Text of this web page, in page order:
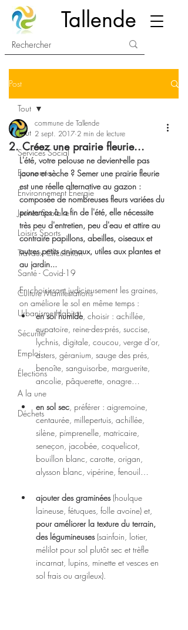
Tallende
Post
Tout
Services Social
Economie
Environnement Energie
Jeunes Scolaire
Loisirs Sports
Travaux Circulation
Santé - Covid-19
Culture Manifestations
Urbanisme Habitat
Sécurité
Emploi
Élections
A la une
Déchets
Tout
2. Créez une prairie fleurie...
commune de Tallende
2 sept. 2017 2 min de lecture
L'été, votre pelouse ne devient-elle pas
jaune et sèche ? Semer une prairie fleurie
est une réelle alternative au gazon :
composée de nombreuses fleurs variées du
printemps à la fin de l'été, elle nécessite
très peu d'entretien, peu d'eau et attire au
contraire papillons, abeilles, oiseaux et
autres petits animaux, utiles aux plantes et
au jardin...
En choisissant judicieusement les graines,
on améliore le sol en même temps :
en sol humide, choisir : achillée,
eupatoire, reine-des-prés, succise,
lychnis, digitale, coucou, verge d’or,
asters, géranium, sauge des prés,
benoîte, sanguisorbe, marguerite,
ancolie, pâquerette, onagre…
en sol sec, préférer : aigremoine,
centaurée, millepertuis, achillée,
silène, pimprenelle, matricaire,
seneçon, jacobée, coquelicot,
bouillon blanc, carotte, origan,
alysson blanc, vipérine, fenouil…
ajouter des graminées (houlque
laineuse, fétuques, folle avoine) et,
pour améliorer la texture du terrain,
des légumineuses (sainfoin, lotier,
mélilot pour sol plutôt sec et trèfle
incarnat, lupins, minette et vesces en
sol frais ou argileux).